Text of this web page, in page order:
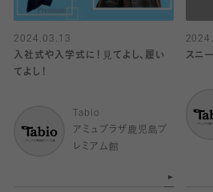
2024.03.13
入社式や入学式に！見てよし、履い
てよし！
Tabio
アミュプラザ鹿児島プ
レミアム館
スニ